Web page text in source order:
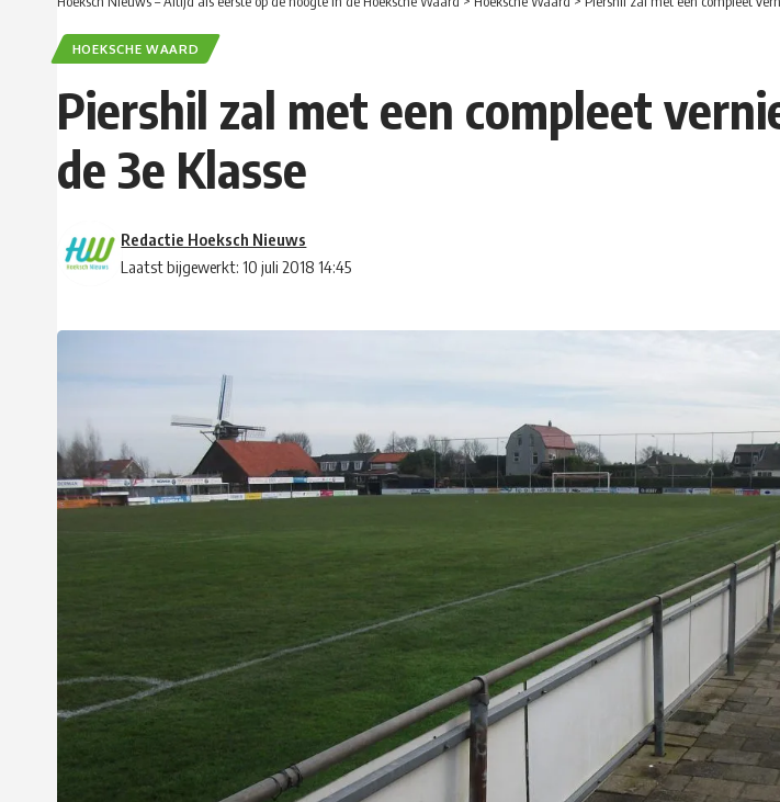
HOEKSCHE WAARD
Piershil zal met een compleet
de 3e Klasse
Laatst bijgewerkt: 10 juli 2018 14:45
Redactie Hoeksch Nieuws